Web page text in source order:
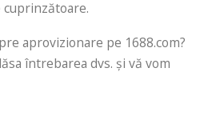
aprovizionare pe 1688.com?
întrebarea dvs. și vă vom